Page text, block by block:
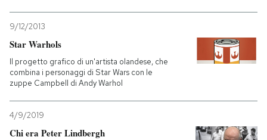
9/12/2013
Star Warhols
Il progetto grafico di un'artista olandese, che
combina i personaggi di Star Wars con le
zuppe Campbell di Andy Warhol
4/9/2019
Chi era Peter Lindbergh